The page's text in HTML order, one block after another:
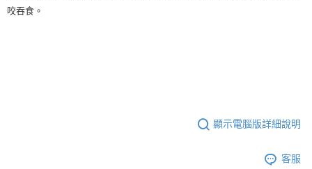
咬吞食。
顯示電腦版詳細說明
客服